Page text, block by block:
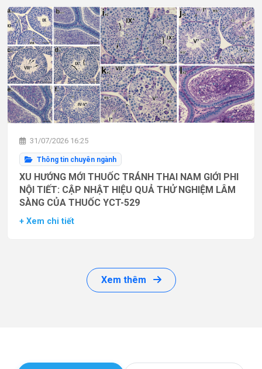
31/07/2026 16:25
Thông tin chuyên ngành
XU HƯỚNG MỚI THUỐC TRÁNH THAI NAM GIỚI PHI
NỘI TIẾT: CẬP NHẬT HIỆU QUẢ THỬ NGHIỆM LÂM
SÀNG CỦA THUỐC YCT-529
+ Xem chi tiết
Xem thêm